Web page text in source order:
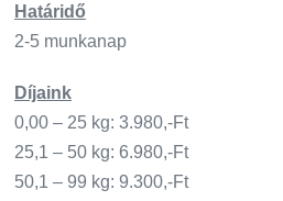
Határidő
2-5 munkanap
Díjaink
0,00 – 25 kg: 3.980,-Ft
25,1 – 50 kg: 6.980,-Ft
50,1 – 99 kg: 9.300,-Ft